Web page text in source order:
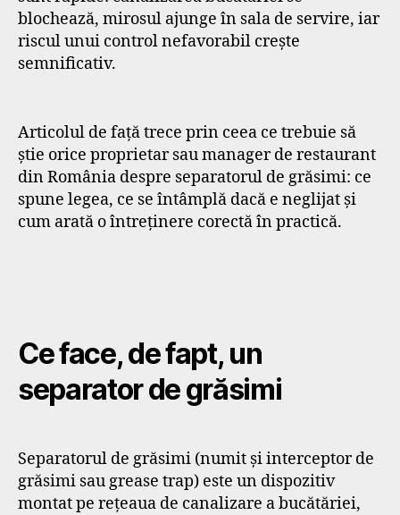
blochează, mirosul ajunge în sala de servire, iar
riscul unui control nefavorabil crește
semnificativ.
Articolul de față trece prin ceea ce trebuie să
știe orice proprietar sau manager de restaurant
din România despre separatorul de grăsimi: ce
spune legea, ce se întâmplă dacă e neglijat și
cum arată o întreținere corectă în practică.
Ce face, de fapt, un
separator de grăsimi
Separatorul de grăsimi (numit și interceptor de
grăsimi sau grease trap) este un dispozitiv
montat pe rețeaua de canalizare a bucătăriei,